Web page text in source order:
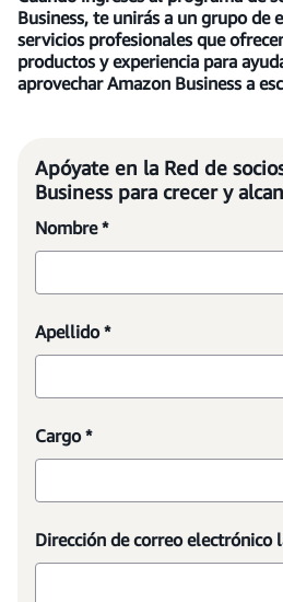
Business, te unirás a un grupo de
servicios profesionales que
productos y experiencia para
aprovechar Amazon Business a
Apóyate en la Red de
Business para crecer y
Nombre *
Apellido *
Cargo *
Dirección de correo electrónico